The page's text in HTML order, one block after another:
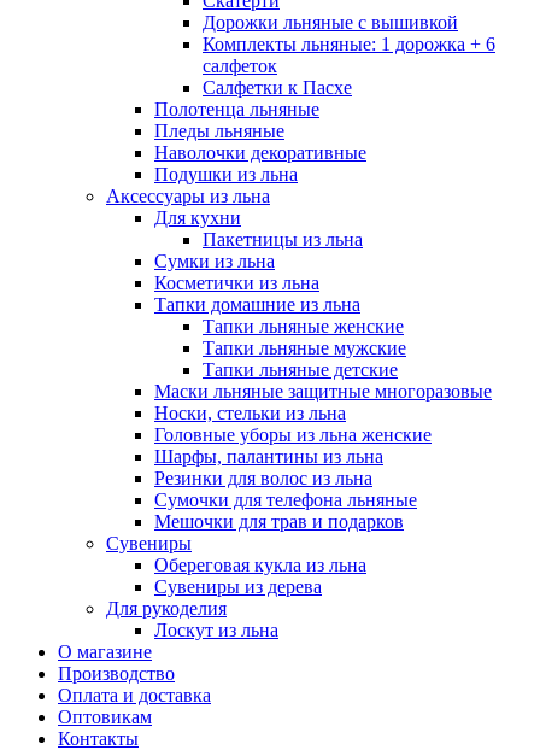
Дорожки льняные с вышивкой
Комплекты льняные: 1 дорожка + 6
салфеток
Салфетки к Пасхе
Полотенца льняные
Пледы льняные
Наволочки декоративные
Подушки из льна
Аксессуары из льна
Для кухни
Пакетницы из льна
Сумки из льна
Косметички из льна
Тапки домашние из льна
Тапки льняные женские
Тапки льняные мужские
Тапки льняные детские
Маски льняные защитные многоразовые
Носки, стельки из льна
Головные уборы из льна женские
Шарфы, палантины из льна
Резинки для волос из льна
Сумочки для телефона льняные
Мешочки для трав и подарков
Сувениры
Обереговая кукла из льна
Сувениры из дерева
Для рукоделия
Лоскут из льна
О магазине
Производство
Оплата и доставка
Оптовикам
Контакты